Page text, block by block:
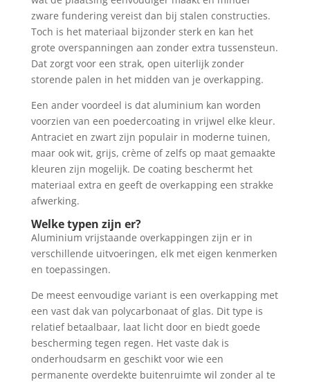
zware fundering vereist dan bij stalen constructies.
Toch is het materiaal bijzonder sterk en kan het
grote overspanningen aan zonder extra tussensteun.
Dat zorgt voor een strak, open uiterlijk zonder
storende palen in het midden van je overkapping.
Een ander voordeel is dat aluminium kan worden
voorzien van een poedercoating in vrijwel elke kleur.
Antraciet en zwart zijn populair in moderne tuinen,
maar ook wit, grijs, crème of zelfs op maat gemaakte
kleuren zijn mogelijk. De coating beschermt het
materiaal extra en geeft de overkapping een strakke
afwerking.
Welke typen zijn er?
Aluminium vrijstaande overkappingen zijn er in
verschillende uitvoeringen, elk met eigen kenmerken
en toepassingen.
De meest eenvoudige variant is een overkapping met
een vast dak van polycarbonaat of glas. Dit type is
relatief betaalbaar, laat licht door en biedt goede
bescherming tegen regen. Het vaste dak is
onderhoudsarm en geschikt voor wie een
permanente overdekte buitenruimte wil zonder al te